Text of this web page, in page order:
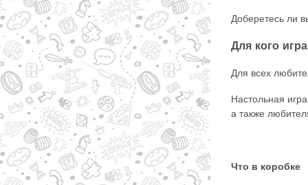
Доберетесь ли
Для кого игра
Для всех
Настольная
а также
Что в коробке